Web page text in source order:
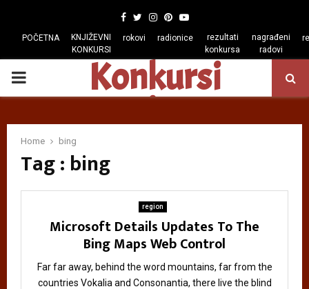
Facebook
TwitterInstagram
Pinterest
Youtube
POČETNA
KNJIŽEVNI
KONKURSI
rokovi radionice
rezultati
konkursa
nagrađeni
radovi
PRIMARY
Konkursi
regiona
Home bing
Tag : bing
region
Microsoft Details Updates To The
Bing Maps Web Control
Far far away, behind the word mountains, far from the
countries Vokalia and Consonantia, there live the blind